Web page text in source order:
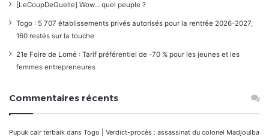
[LeCoupDeGuelle] Wow… quel peuple ?
Togo : 5 707 établissements privés autorisés pour la rentrée 2026-2027,
160 restés sur la touche
21e Foire de Lomé : Tarif préférentiel de -70 % pour les jeunes et les
femmes entrepreneures
Commentaires récents
Pupuk cair terbaik dans Togo | Verdict-procès : assassinat du colonel Madjoulba